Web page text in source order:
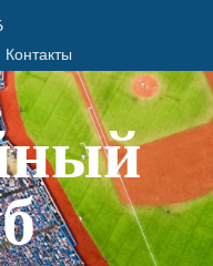
Контакты